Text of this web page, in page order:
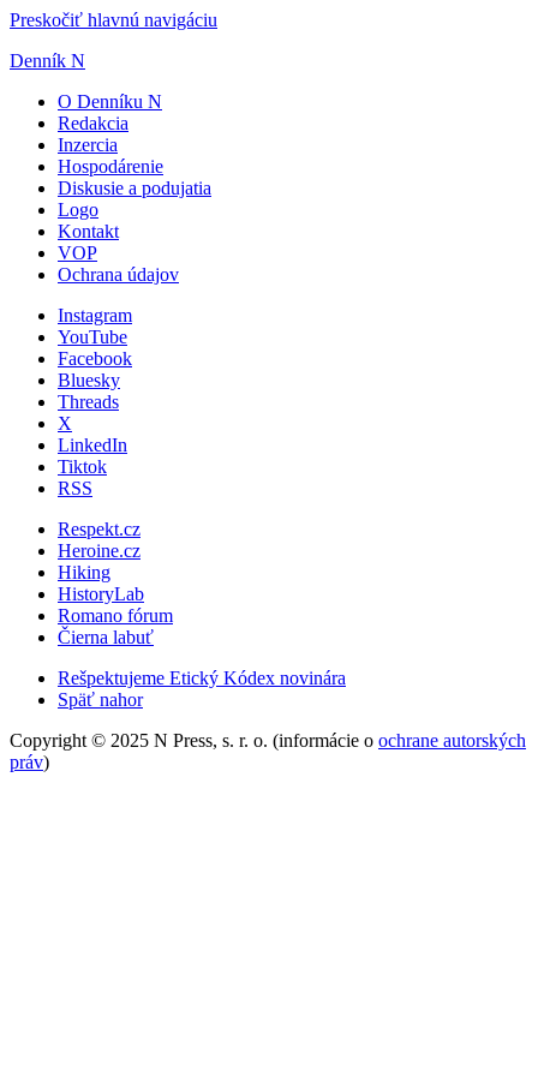
Preskočiť hlavnú navigáciu
Denník N
O Denníku N
Redakcia
Inzercia
Hospodárenie
Diskusie a podujatia
Logo
Kontakt
VOP
Ochrana údajov
Instagram
YouTube
Facebook
Bluesky
Threads
X
LinkedIn
Tiktok
RSS
Respekt.cz
Heroine.cz
Hiking
HistoryLab
Romano fórum
Čierna labuť
Rešpektujeme Etický Kódex novinára
Späť nahor
Copyright © 2025 N Press, s. r. o. (informácie o ochrane autorských
práv)